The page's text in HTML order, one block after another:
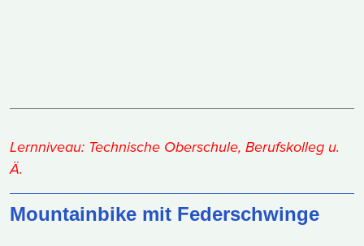
Lernniveau: Technische Oberschule, Berufskolleg u.
Ä.
Mountainbike mit Federschwinge